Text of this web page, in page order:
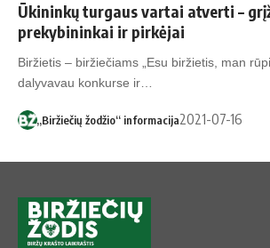
Ūkininkų turgaus vartai atverti –
prekybininkai ir pirkėjai
Biržietis – biržiečiams „Esu biržietis, man
dalyvavau konkurse ir…
„Biržiečių žodžio“ informacija2021-07-16